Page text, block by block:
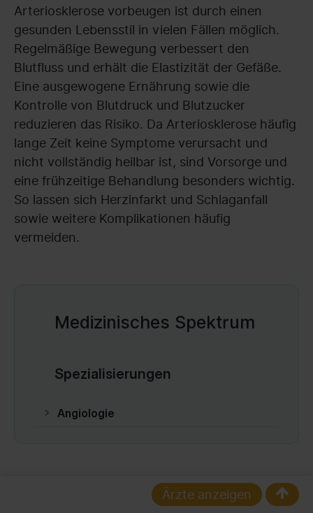
Arteriosklerose vorbeugen ist durch einen
gesunden Lebensstil in vielen Fällen möglich.
Regelmäßige Bewegung verbessert den
Blutfluss und erhält die Elastizität der Gefäße.
Eine ausgewogene Ernährung sowie die
Kontrolle von Blutdruck und Blutzucker
reduzieren das Risiko. Da Arteriosklerose häufig
lange Zeit keine Symptome verursacht und
nicht vollständig heilbar ist, sind Vorsorge und
eine frühzeitige Behandlung besonders wichtig.
So lassen sich Herzinfarkt und Schlaganfall
sowie weitere Komplikationen häufig
vermeiden.
Medizinisches Spektrum
Spezialisierungen
Angiologie
Ärzte anzeigen